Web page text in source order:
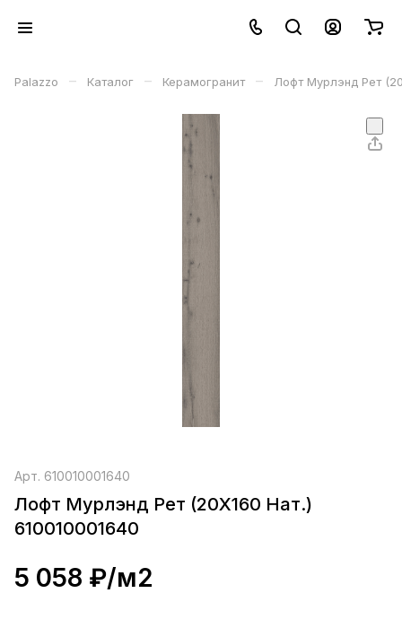
Palazzo – Каталог – Керамогранит – Лофт Мурлэнд Рет
Арт. 610010001640
Лофт Мурлэнд Рет (20X160 Нат.)
610010001640
5 058 ₽/м2